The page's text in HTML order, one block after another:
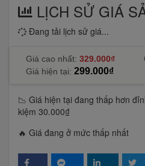
LỊCH SỬ GIÁ
Đang tải lịch sử giá...
Giá cao nhất: 329.000₫
Giá hiện tại: 299.000₫
📉 Giá hiện tại đang thấp hơn
kiệm 30.000₫
🔥 Giá đang ở mức thấp nhất